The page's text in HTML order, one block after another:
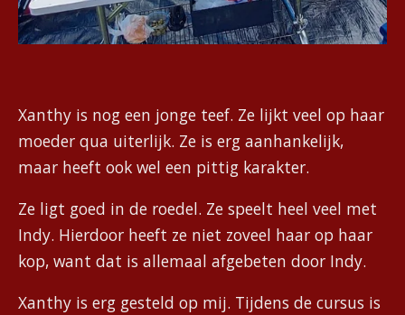
Xanthy is nog een jonge teef. Ze lijkt veel op haar
moeder qua uiterlijk. Ze is erg aanhankelijk,
maar heeft ook wel een pittig karakter.
Ze ligt goed in de roedel. Ze speelt heel veel met
Indy. Hierdoor heeft ze niet zoveel haar op haar
kop, want dat is allemaal afgebeten door Indy.
Xanthy is erg gesteld op mij. Tijdens de cursus is